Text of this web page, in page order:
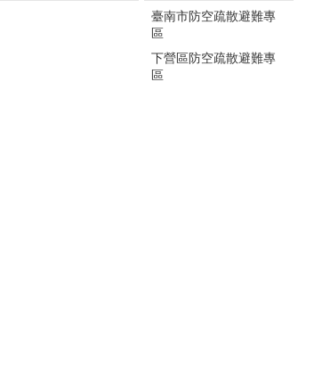
臺南市防空疏散避難專
區
下營區防空疏散避難專
區